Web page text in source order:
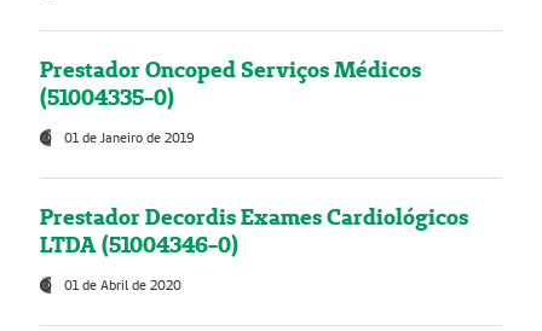
Prestador Oncoped Serviços Médicos
(51004335-0)
01 de Janeiro de 2019
Prestador Decordis Exames Cardiológicos
LTDA (51004346-0)
01 de Abril de 2020